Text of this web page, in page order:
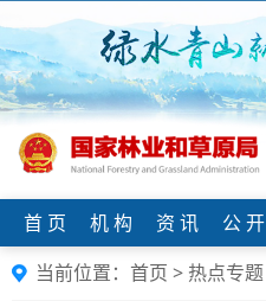
首 页 机 构 资 讯 公 开
当前位置： 首页 > 热点专题